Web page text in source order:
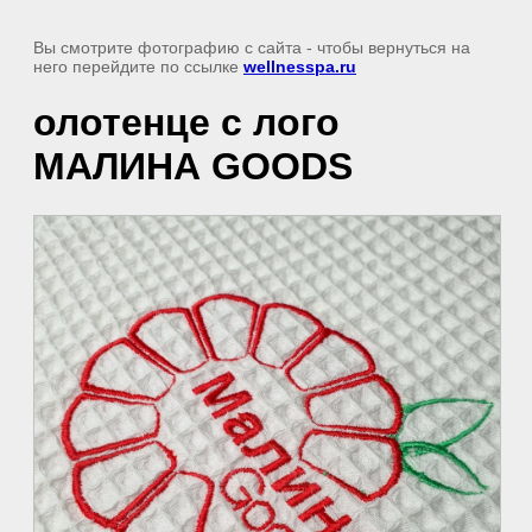
Вы смотрите фотографию с сайта - чтобы вернуться на
него перейдите по ссылке wellnesspa.ru
олотенце с лого
МАЛИНА GOODS